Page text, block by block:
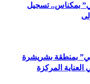
بمكناس.. تسجيل
بمنطقة بشريشرة
المركزة